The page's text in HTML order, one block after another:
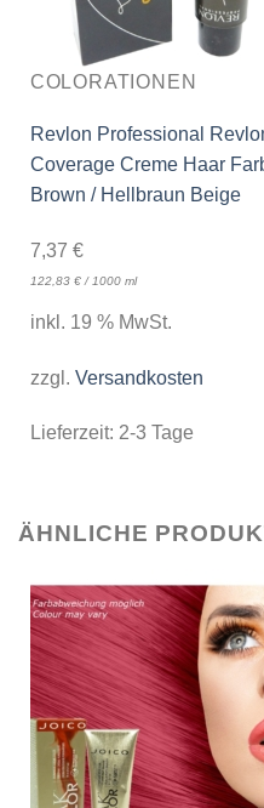
COLORATIONEN
Revlon Professional
Coverage Creme Haar
Brown / Hellbraun Beige
7,37 €
122,83 €/ 1000 ml
inkl. 19 % MwSt.
zzgl. Versandkosten
Lieferzeit: 2-3 Tage
ÄHNLICHE